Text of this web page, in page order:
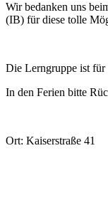
Wir bedanken uns
(IB) für diese tolle
Die Lerngruppe ist für
In den Ferien bitte
Ort: Kaiserstraße 41